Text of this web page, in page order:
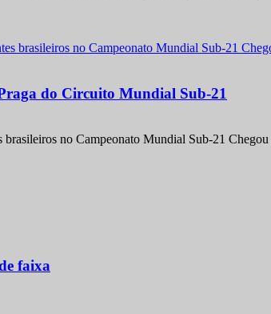
do Circuito Mundial Sub-21
no Campeonato Mundial Sub-21
faixa